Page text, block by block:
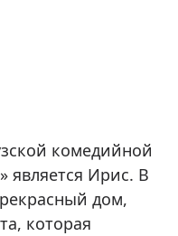
комедийной
Ирис. В
дом,
которая